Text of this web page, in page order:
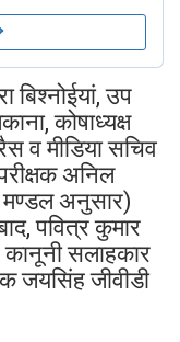
बिश्नोईयां, उप
कोषाध्यक्ष
व मीडिया सचिव
अनिल
अनुसार)
पवित्र कुमार
कानूनी सलाहकार
जयसिंह जीवीडी